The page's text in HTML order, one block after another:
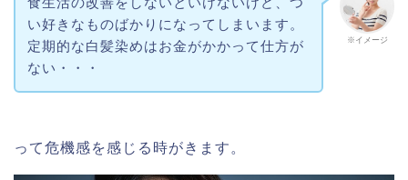
※イメージ
い好きなものばかりになってしまいます。
定期的な白髪染めはお金がかかって仕方が
ない・・・
って危機感を感じる時がきます。